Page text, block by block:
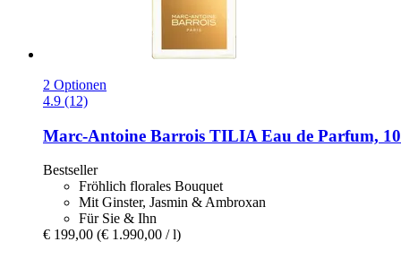
2 Optionen
4.9 (12)
Marc-Antoine Barrois TILIA Eau de Parfum,
Bestseller
Fröhlich florales Bouquet
Mit Ginster, Jasmin & Ambroxan
Für Sie & Ihn
€ 199,00 (€ 1.990,00 / l)